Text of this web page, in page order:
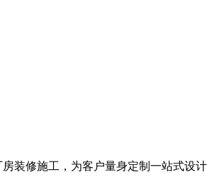
装修施工，为客户量身定制一站式设